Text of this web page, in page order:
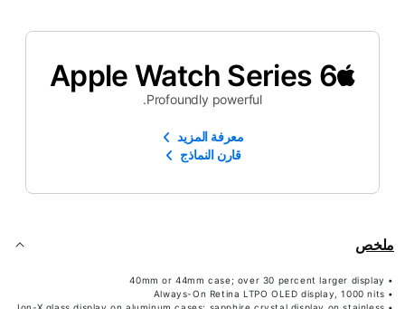
Apple Watch Series 6
Profoundly powerful.
معرفة المزيد
قارن النماذج
ملخص
• 40mm or 44mm case; over 30 percent larger display
• Always-On Retina LTPO OLED display, 1000 nits
• Ion-X glass display on aluminum cases; sapphire crystal display on stainless